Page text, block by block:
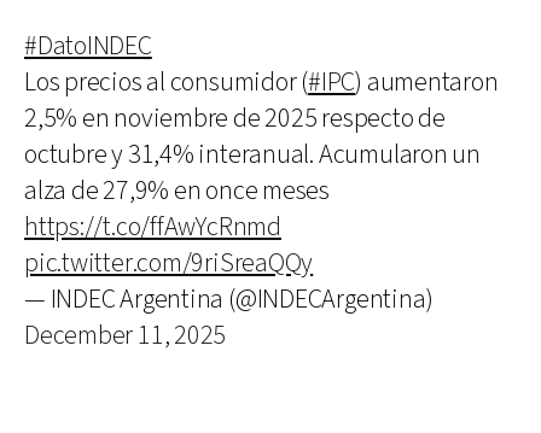
#DatoINDEC
Los precios al consumidor (#IPC) aumentaron
2,5% en noviembre de 2025 respecto de
octubre y 31,4% interanual. Acumularon un
alza de 27,9% en once meses
https://t.co/ffAwYcRnmd
pic.twitter.com/9riSreaQQy
— INDEC Argentina (@INDECArgentina)
December 11, 2025